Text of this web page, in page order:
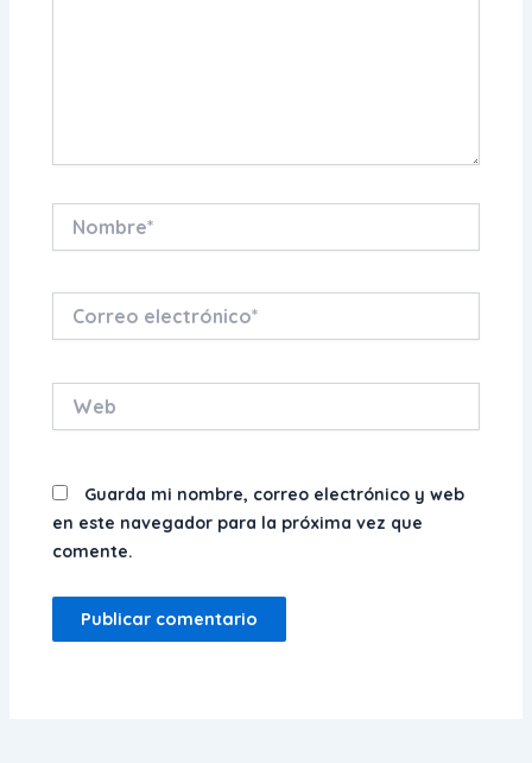
electrónico*
Guarda mi nombre, correo electrónico y web
en este navegador para la próxima vez que
comente.